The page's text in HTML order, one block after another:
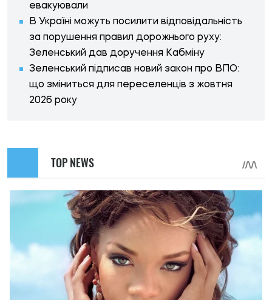
евакуювали
В Україні можуть посилити відповідальність
за порушення правил дорожнього руху:
Зеленський дав доручення Кабміну
Зеленський підписав новий закон про ВПО:
що зміниться для переселенців з жовтня
2026 року